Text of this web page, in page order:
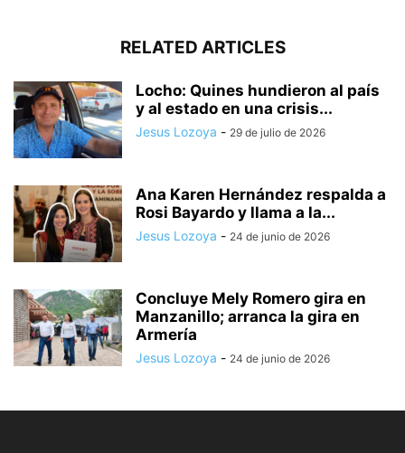
RELATED ARTICLES
Locho: Quines hundieron al país
y al estado en una crisis...
Jesus Lozoya - 29 de julio de 2026
Ana Karen Hernández respalda a
Rosi Bayardo y llama a la...
Jesus Lozoya - 24 de junio de 2026
Concluye Mely Romero gira en
Manzanillo; arranca la gira en
Armería
Jesus Lozoya - 24 de junio de 2026